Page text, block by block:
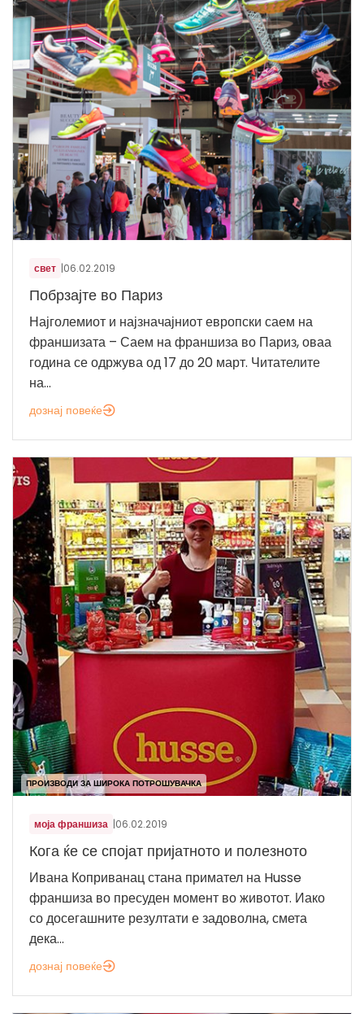
свет |06.02.2019
Побрзајте во Париз
Најголемиот и најзначајниот европски саем на
франшизата – Саем на франшиза во Париз, оваа
година се одржува од 17 до 20 март. Читателите
на...
дознај повеќе
ПРОИЗВОДИ ЗА ШИРОКА ПОТРОШУВАЧКА
моја франшиза |06.02.2019
Кога ќе се спојат пријатното и полезното
Ивана Коприванац стана примател на Husse
франшиза во пресуден момент во животот. Иако
со досегашните резултати е задоволна, смета
дека...
дознај повеќе